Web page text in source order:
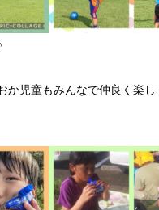
か児童もみんなで仲良く楽